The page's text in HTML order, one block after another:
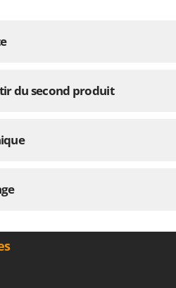
du second produit